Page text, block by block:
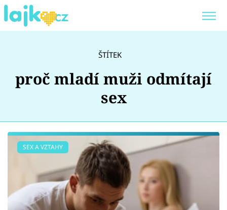
Showbyznys
Youtubeři
Virály
ŠTÍTEK
proč mladí muži odmítají
sex
SEX A VZTAHY